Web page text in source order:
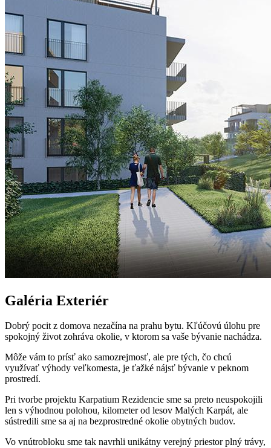
Galéria Exteriér
Dobrý pocit z domova nezačína na prahu bytu. Kľúčovú úlohu pre
spokojný život zohráva okolie, v ktorom sa vaše bývanie nachádza.
Môže vám to prísť ako samozrejmosť, ale pre tých, čo chcú
využívať výhody veľkomesta, je ťažké nájsť bývanie v peknom
prostredí.
Pri tvorbe projektu Karpatium Rezidencie sme sa preto neuspokojili
len s výhodnou polohou, kilometer od lesov Malých Karpát, ale
sústredili sme sa aj na bezprostredné okolie obytných budov.
Vo vnútrobloku sme tak navrhli unikátny verejný priestor plný trávy,